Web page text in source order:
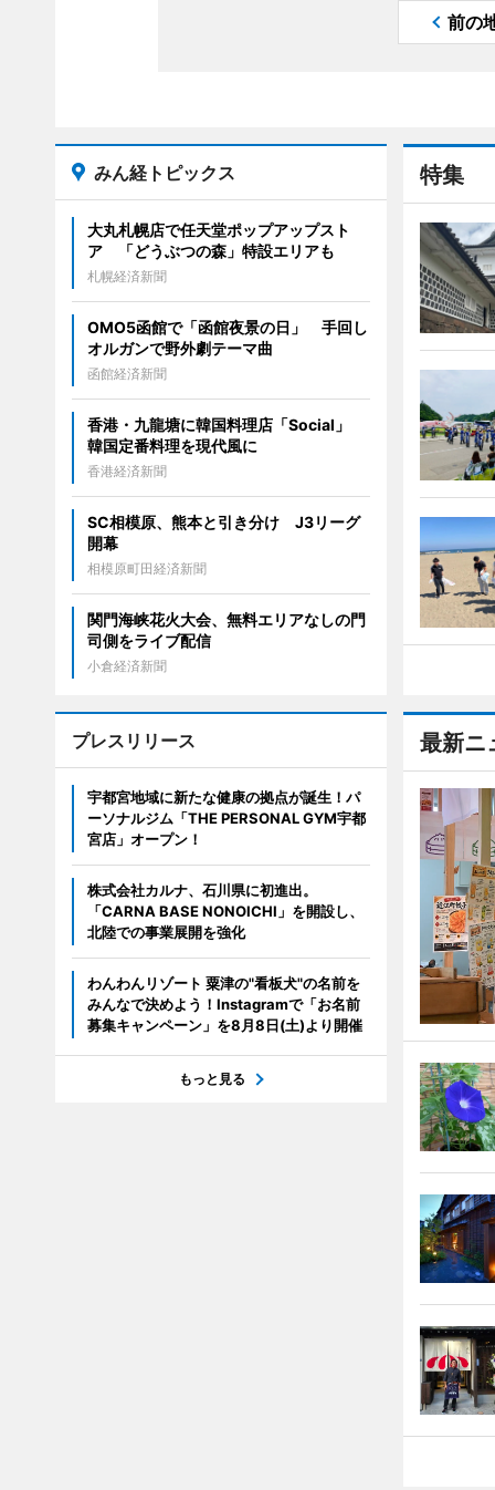
前の
特集
最新ニ
みん経トピックス
大丸札幌店で任天堂ポップアップスト
ア 「どうぶつの森」特設エリアも
札幌経済新聞
OMO5函館で「函館夜景の日」 手回し
オルガンで野外劇テーマ曲
函館経済新聞
香港・九龍塘に韓国料理店「Social」
韓国定番料理を現代風に
香港経済新聞
SC相模原、熊本と引き分け J3リーグ
開幕
相模原町田経済新聞
関門海峡花火大会、無料エリアなしの門
司側をライブ配信
小倉経済新聞
プレスリリース
宇都宮地域に新たな健康の拠点が誕生！パ
ーソナルジム「THE PERSONAL GYM宇都
宮店」オープン！
株式会社カルナ、石川県に初進出。
「CARNA BASE NONOICHI」を開設し、
北陸での事業展開を強化
わんわんリゾート 粟津の"看板犬"の名前を
みんなで決めよう！Instagramで「お名前
募集キャンペーン」を8月8日(土)より開催
もっと見る